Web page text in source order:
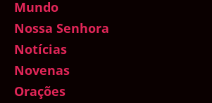
Mundo
Nossa Senhora
Notícias
Novenas
Orações